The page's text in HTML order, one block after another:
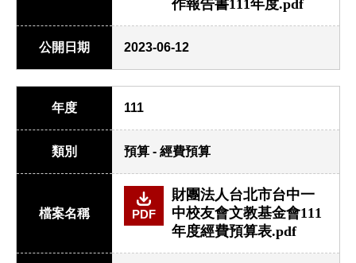
作報告書111年度.pdf
公開日期 2023-06-12
年度 111
類別 預算 - 經費預算
檔案名稱 PDF
財團法人台北市台中一
中校友會文教基金會111
年度經費預算表.pdf